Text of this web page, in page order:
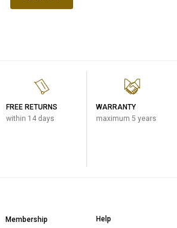
FREE RETURNS
within 14 days
WARRANTY
maximum 5 years
Membership Help